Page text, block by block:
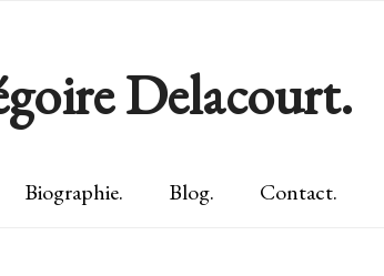
Delacourt.
Biographie. Blog. Contact.